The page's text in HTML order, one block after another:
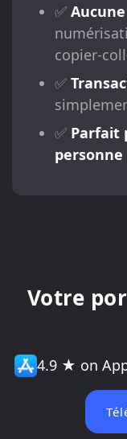
✅
copier-
✅
✅ Parfait
personne
Votre
4.9 ★ on